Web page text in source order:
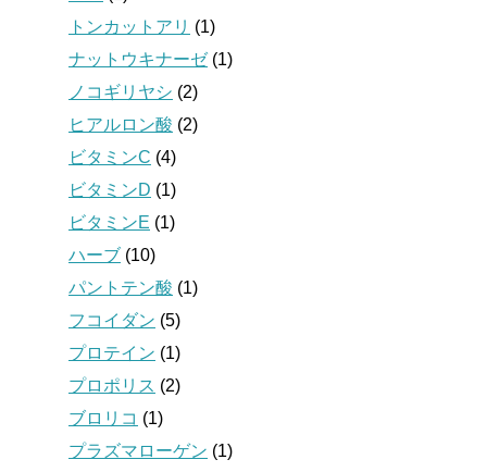
トンカットアリ (1)
ナットウキナーゼ(1)
ノコギリヤシ (2)
ヒアルロン酸 (2)
ビタミンC (4)
ビタミンD (1)
ビタミンE (1)
ハーブ (10)
パントテン酸 (1)
フコイダン (5)
プロテイン (1)
プロポリス (2)
ブロリコ (1)
プラズマローゲン (1)